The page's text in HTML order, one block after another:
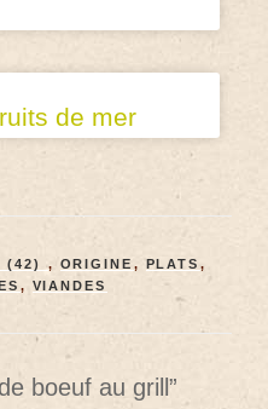
de mer
(42), ORIGINE , PLATS ,
, VIANDES
boeuf au grill”